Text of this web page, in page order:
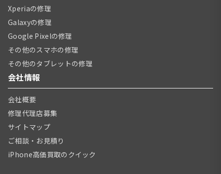
Xperiaの修理
Galaxyの修理
Google Pixelの修理
その他のスマホの修理
その他のタブレットの修理
会社情報
会社概要
修理代理店募集
サイトマップ
ご相談・お見積り
iPhone高価買取のクイック